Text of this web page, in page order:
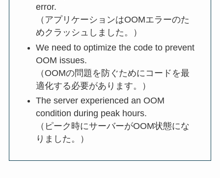
error.
（アプリケーションはOOMエラーのた
めクラッシュしました。）
We need to optimize the code to prevent
OOM issues.
（OOMの問題を防ぐためにコードを最
適化する必要があります。）
The server experienced an OOM
condition during peak hours.
（ピーク時にサーバーがOOM状態にな
りました。）